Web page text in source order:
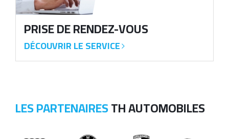
PRISE DERENDEZ-VOUS
DÉCOUVRIR LE SERVICE
LES PARTENAIRESTH AUTOMOBILES
image image